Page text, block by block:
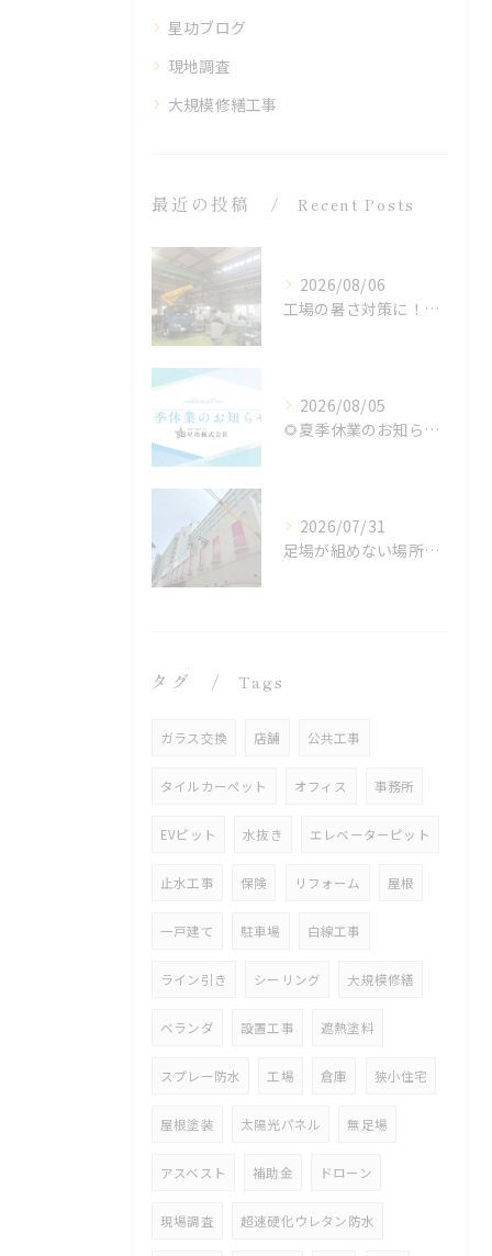
星功ブログ
現地調査
大規模修繕工事
最近の投稿 Recent Posts
2026/08/06
工場の暑さ対策に！遮熱塗料「アドクールAQUA」施工前の温度測定を設置
2026/08/05
🌻夏季休業のお知らせ🌻
2026/07/31
足場が組めない場所でも施工可能！ロープアクセス工法の特徴と対応できる工事
タグ Tags
ガラス交換 店舗 公共工事
タイルカーペット オフィス 事務所
EVピット 水抜き エレベーターピット
止水工事 保険 リフォーム 屋根
一戸建て 駐車場 白線工事
ライン引き シーリング 大規模修繕
ベランダ 設置工事 遮熱塗料
スプレー防水 工場 倉庫 狭小住宅
屋根塗装 太陽光パネル 無足場
アスベスト 補助金 ドローン
現場調査 超速硬化ウレタン防水